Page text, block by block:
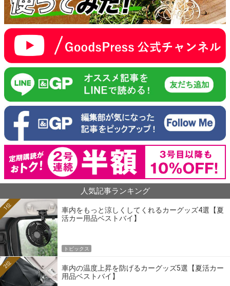
人気記事ランキング
車内をもっと涼しくしてくれるカーグッズ4選【夏
活カー用品ベストバイ】
1位
トピックス
車内の温度上昇を防げるカーグッズ5選【夏活カー
用品ベストバイ】
2位